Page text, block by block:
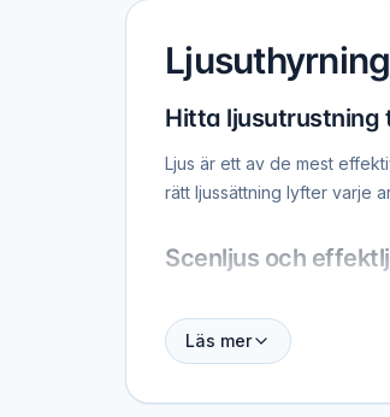
Hitta ljusutrustning
Ljus är ett av de mest
rätt ljussättning lyfter varje
Scenljus och
att matcha musiken och
Dekorationsljus
Läs mer